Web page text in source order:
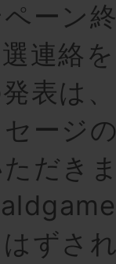
ーン
選連絡
表は
セージ
だき
はずさ